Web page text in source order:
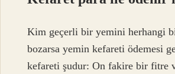
Kim geçerli bir yemini herhangi
bozarsa yemin kefareti ödemesi
kefareti şudur: On fakire bir fitre